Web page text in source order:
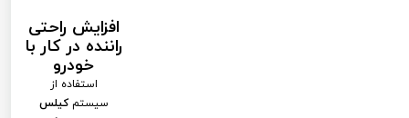
افزایش راحتی
راننده در کار با
خودرو
استفاده از
سیستمکیلس